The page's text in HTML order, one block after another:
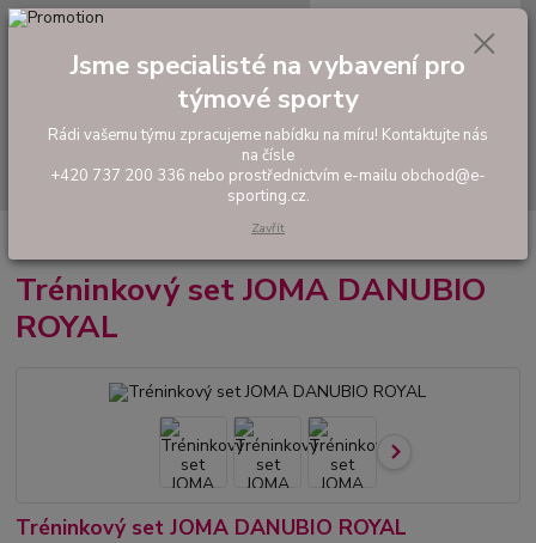
Hledat
tel: +420 737 200 336
0,00 Kč
Tréninkový set JOMA DANUBIO ROYAL
Tréninkový set JOMA DANUBIO
ROYAL
Tréninkový set JOMA DANUBIO ROYAL
Jsme specialisté na vybavení pro
týmové sporty
Rádi vašemu týmu zpracujeme nabídku na míru! Kontaktujte nás
na čísle
+420 737 200 336 nebo prostřednictvím e-mailu obchod@e-
sporting.cz.
Zavřít